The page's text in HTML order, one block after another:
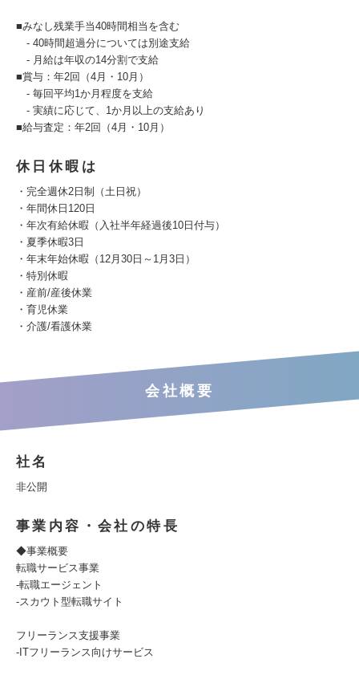
■みなし残業手当40時間相当を含む
- 40時間超過分については別途支給
- 月給は年収の14分割で支給
■賞与：年2回（4月・10月）
- 毎回平均1か月程度を支給
- 実績に応じて、1か月以上の支給あり
■給与査定：年2回（4月・10月）
休日休暇は
・完全週休2日制（土日祝）
・年間休日120日
・年次有給休暇（入社半年経過後10日付与）
・夏季休暇3⽇
・年末年始休暇（12⽉30⽇～1⽉3⽇）
・特別休暇
・産前/産後休業
・育児休業
・介護/看護休業
会社概要
社名
非公開
事業内容・会社の特長
◆事業概要
転職サービス事業
-転職エージェント
-スカウト型転職サイト
フリーランス支援事業
-ITフリーランス向けサービス